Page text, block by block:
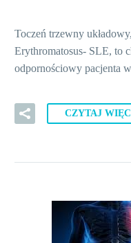
Toczeń trzewny
Erythromatosus- SLE, to
odpornościowy pacjenta
CZYTAJ